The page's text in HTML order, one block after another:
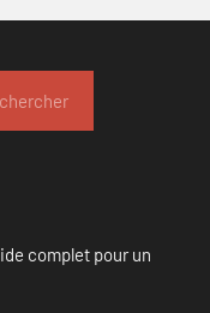
complet pour un